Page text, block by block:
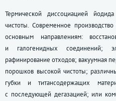
Термической диссоциацией
чистоты. Современное
основным направлениям:
и галогенидных соединений;
рафинирование отходов; вакуумная
порошков высокой чистоты;
губки и титансодержащих
с последующей дегазацией; или